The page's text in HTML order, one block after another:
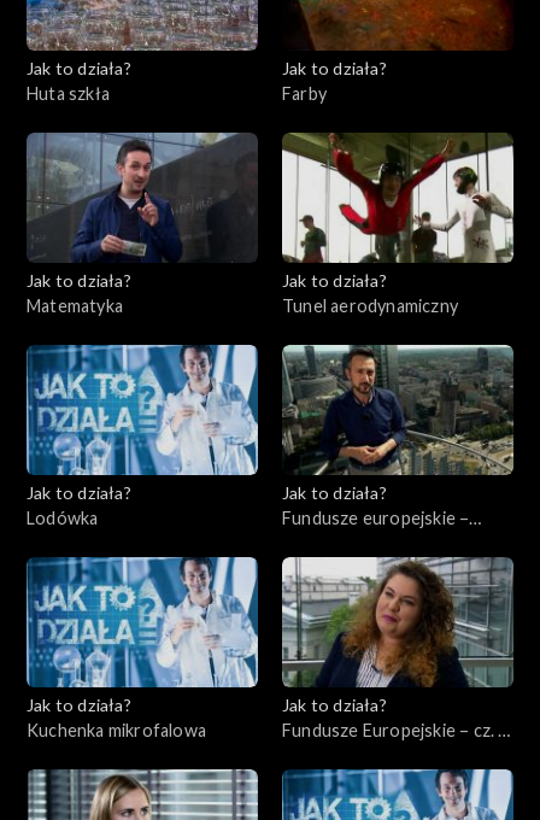
Jak to działa?
Huta szkła
Jak to działa?
Farby
Jak to działa?
Matematyka
Jak to działa?
Tunel aerodynamiczny
Jak to działa?
Lodówka
Jak to działa?
Fundusze europejskie –
Jak to działa?
Kuchenka mikrofalowa
Jak to działa?
Fundusze Europejskie – cz. 2,